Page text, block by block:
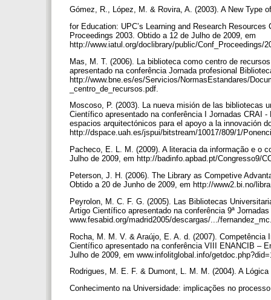
Gómez, R., López, M. & Rovira, A. (2003). A New Type
for Education: UPC’s Learning and Research
Proceedings 2003. Obtido a 12 de Julho de 2009, em
http://www.iatul.org/doclibrary/public/Conf_Proceedings/
Mas, M. T. (2006). La biblioteca como centro de
apresentado na conferência Jornada profesional
http://www.bne.es/es/Servicios/NormasEstandares/
_centro_de_recursos.pdf.
Moscoso, P. (2003). La nueva misión de las bibliotecas
Científico apresentado na conferência I Jornadas CRAI
espacios arquitectónicos para el apoyo a la innovación
http://dspace.uah.es/jspui/bitstream/10017/809/1/
Pacheco, E. L. M. (2009). A literacia da informação e o
Julho de 2009, em http://badinfo.apbad.pt/Congresso9/
Peterson, J. H. (2006). The Library as Competive
Obtido a 20 de Junho de 2009, em http://www2.bi.no/
Peyrolon, M. C. F. G. (2005). Las Bibliotecas
Artigo Científico apresentado na conferência 9ª
www.fesabid.org/madrid2005/descargas/.../
Rocha, M. M. V. & Araújo, E. A. d. (2007).
Científico apresentado na conferência VIII ENANCIB –
Julho de 2009, em www.infolitglobal.info/
Rodrigues, M. E. F. & Dumont, L. M. M. (2004). A
Conhecimento na Universidade: implicações no